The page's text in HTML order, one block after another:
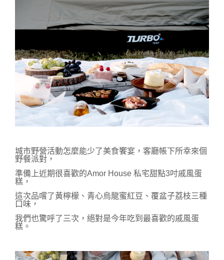
城市野營活動怎麼能少了美食饗宴，客廳帳下所幸來個
野餐派對，
準備上近期很喜歡的Amor House 私宅甜點3吋戚風蛋
糕，
這次品嚐了黃檸檬、青心烏龍蜜紅豆、覆盆子荔枝三種
口味，
我們也驚呼了三次，絕對是今年吃到最喜歡的戚風蛋
糕。